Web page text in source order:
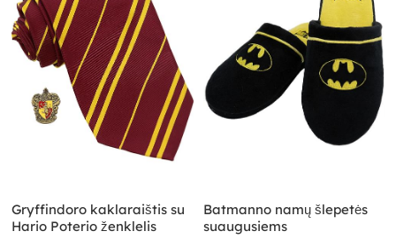
Gryffindoro kaklaraištis su
Hario Poterio ženklelis
Batmanno namų šlepetės
suaugusiems